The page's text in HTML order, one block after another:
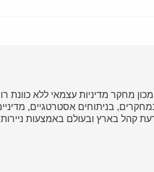
מכון מחקר מדיניות עצמאי ללא כוונת
במחקרים, בניתוחים אסטרטגיים,
קהל בארץ ובעולם באמצעות